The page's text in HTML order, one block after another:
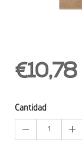
€10,78
Cantidad
1